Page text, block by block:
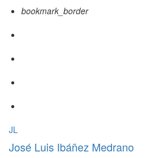
bookmark_border
JL
José Luis Ibáñez Medrano